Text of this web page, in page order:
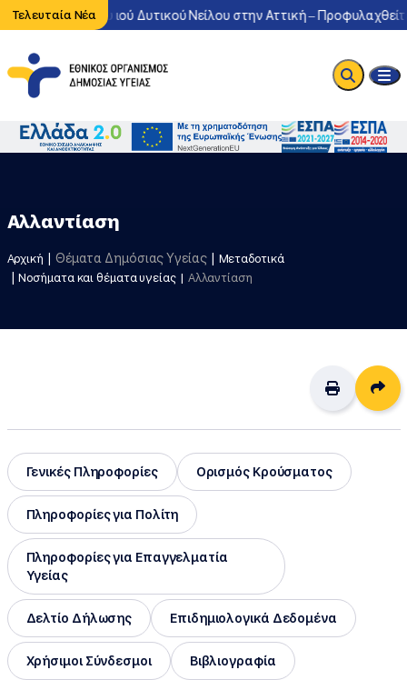
Τελευταία Νέατου ιού Δυτικού Νείλου στην Αττική – Προφυλαχθείτε
Αλλαντίαση
Αρχική Θέματα Δημόσιας Υγείας
Μεταδοτικά
Νοσήματα και θέματα υγείας
Αλλαντίαση
Γενικές Πληροφορίες Ορισμός Κρούσματος
Πληροφορίες για Πολίτη
Πληροφορίες για Επαγγελματία
Υγείας
Δελτίο Δήλωσης Επιδημιολογικά Δεδομένα
Χρήσιμοι Σύνδεσμοι Βιβλιογραφία